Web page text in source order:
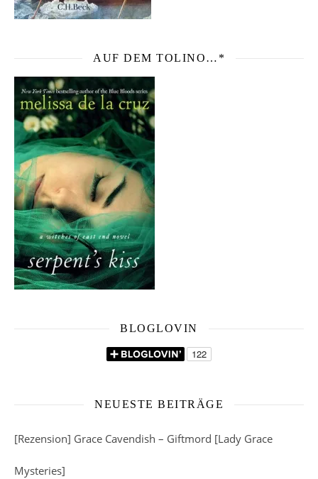
AUF DEM TOLINO…*
BLOGLOVIN
NEUESTE BEITRÄGE
[Rezension] Grace Cavendish – Giftmord [Lady Grace
Mysteries]